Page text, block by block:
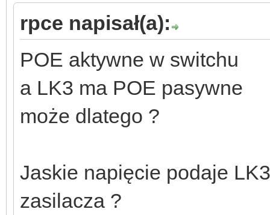
rpce napisał(a):
POE aktywne w switchu
a LK3 ma POE pasywne
może dlatego ?
Jaskie napięcie podaje
zasilacza ?